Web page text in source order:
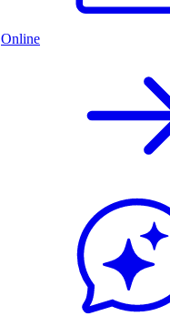
Online